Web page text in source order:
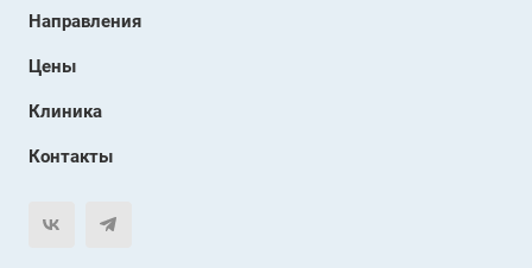
Направления
Цены
Клиника
Контакты